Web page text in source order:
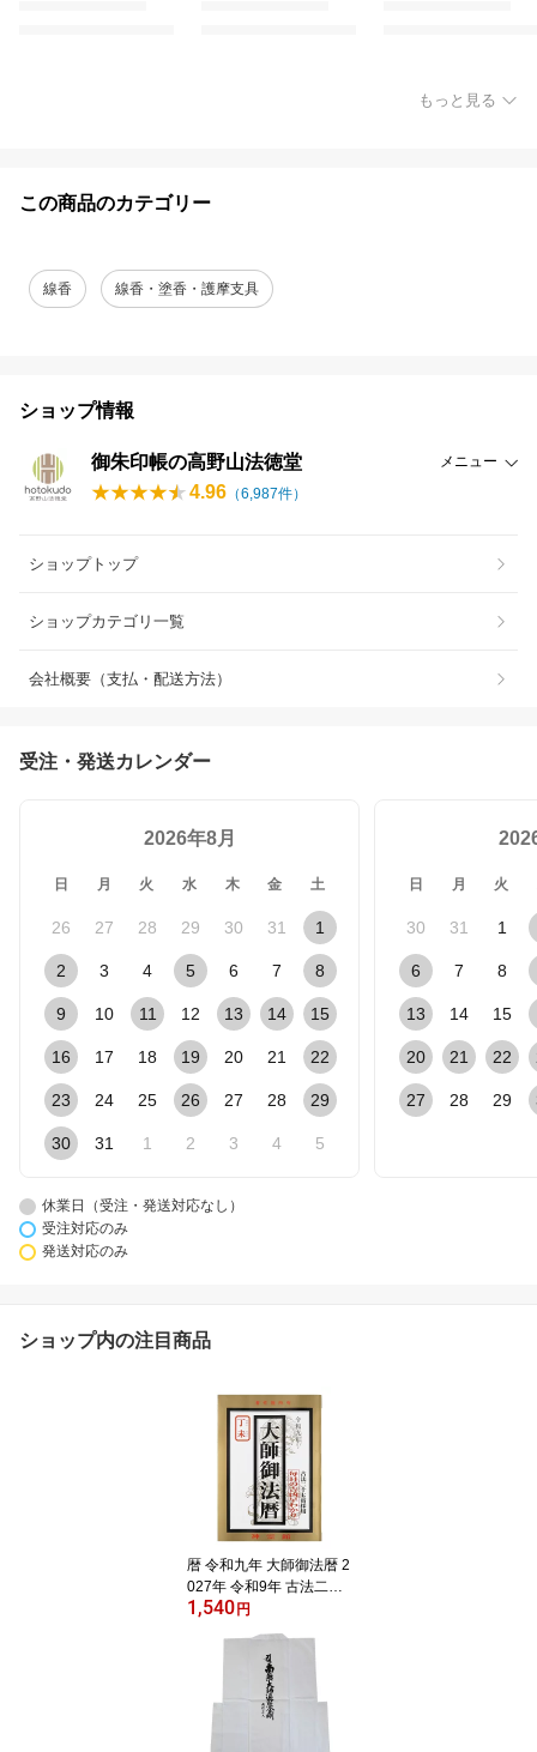
もっと見る
この商品のカテゴリー
線香 線香・塗香・護摩支具
ショップ情報
御朱印帳の高野山法徳堂 メニュー
4.96 （6,987件）
ショップトップ
ショップカテゴリ一覧
会社概要（支払・配送方法）
受注・発送カレンダー
2026年8月
日 月 火 水 木 金 土
26 27 28 29 30 31 1
2 3 4 5 6 7 8
9 10 11 12 13 14 15
16 17 18 19 20 21 22
23 24 25 26 27 28 29
30 31 1 2 3 4 5
日 月 火
30 31 1
6 7 8
13 14 15
20 21 22
27 28 29
休業日（受注・発送対応なし）
受注対応のみ
発送対応のみ
ショップ内の注目商品
暦 令和九年 大師御法暦 2
027年 令和9年 古法二十
七宿採用 毎日の吉凶早わ
（※送料無料はメール便
1,540円